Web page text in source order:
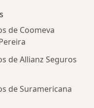
de Coomeva
de Allianz Seguros
de Suramericana